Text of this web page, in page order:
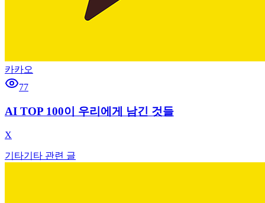
카카오
77
AI TOP 100이 우리에게 남긴 것들
X
기타기타 관련 글